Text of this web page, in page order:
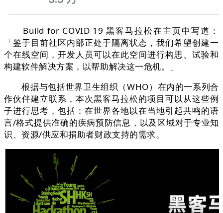
Build for COVID 19 黑客马拉松在主页中写道：
「鉴于目前社区内部正处于隔离状态，我们希望创建一
个在线空间，开发人员可以在此空间进行构思、试验和
构建软件解决方案，以帮助解决这一危机。」
根据与包括世界卫生组织（WHO）在内的一系列合
作伙伴建立联系，本次黑客马拉松的项目可以从这些例
子进行思考，包括：在世界各地以在当地引起共鸣的语
言/格式提供准确的疾病预防信息，以及区域对于专业知
识、资源/供应和捐助者财政支持的需求。